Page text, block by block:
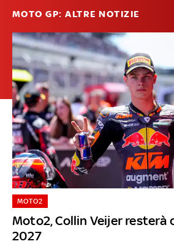
MOTO GP: ALTRE NOTIZIE
Moto2, Collin Veijer resterà
2027
MOTO2